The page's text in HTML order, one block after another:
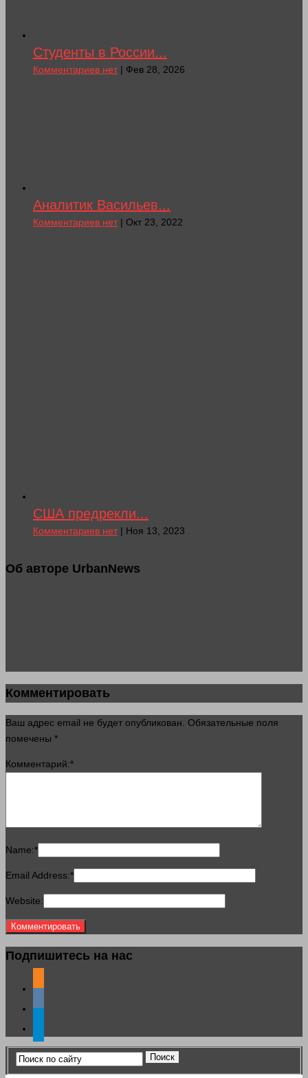
Студенты в России...
Комментариев нет| Фев 28, 2026
Аналитик Васильев...
Комментариев нет| Окт 23, 2022
США предрекли...
Комментариев нет| Ноя 13, 2023
Об авторе UrbanNews
Комментировать
Ваш адрес email не будет опубликован. Обязательные поля
помечены *
Комментарий:*
Name:*
Email Address:*
Website:
Подпишитесь на нас